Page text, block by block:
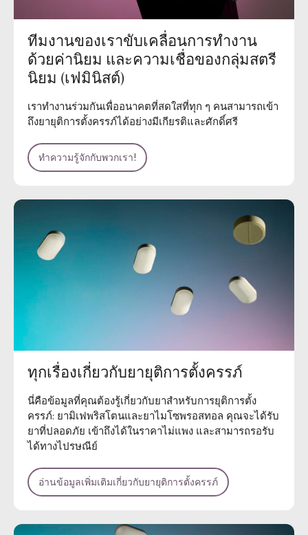
ทีมงานของเราขับเคลื่อนการทำงาน
ด้วยค่านิยม และความเชื่อของกลุ่มสตรี
นิยม (เฟมินิสต์)
เราทำงานร่วมกันเพื่ออนาคตที่สดใสที่ทุก ๆ คนสามารถเข้า
ถึงยายุติการตั้งครรภ์ได้อย่างมีเกียรติและศักดิ์ศรี
ทำความรู้จักกับพวกเรา!
ทุกเรื่องเกี่ยวกับยายุติการตั้งครรภ์
นี่คือข้อมูลที่คุณต้องรู้เกี่ยวกับยาสำหรับการยุติการตั้ง
ครรภ์: ยามิเฟพริสโตนและยาไมโซพรอสทอล คุณจะได้รับ
ยาที่ปลอดภัย เข้าถึงได้ในราคาไม่แพง และสามารถรอรับ
ได้ทางไปรษณีย์
อ่านข้อมูลเพิ่มเติมเกี่ยวกับยายุติการตั้งครรภ์